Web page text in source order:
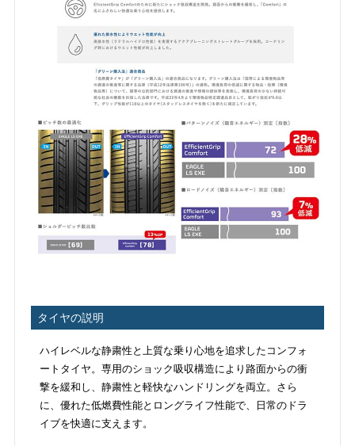
タイヤの説明
ハイレベルな静粛性と上質な乗り心地を追求したコンフォ
ートタイヤ。専用のショック吸収構造により路面からの衝
撃を緩和し、静粛性と軽快なハンドリングを両立。さら
に、優れた低燃費性能とロングライフ性能で、日常のドラ
イブを快適に支えます。